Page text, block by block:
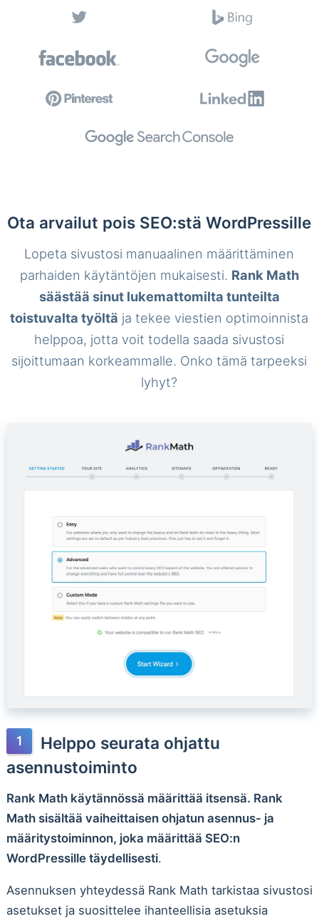
Ota arvailut pois SEO:stä WordPressille
Lopeta sivustosi manuaalinen määrittäminen
parhaiden käytäntöjen mukaisesti. Rank Math
säästää sinut lukemattomilta tunteilta
toistuvalta työltä ja tekee viestien optimoinnista
helppoa, jotta voit todella saada sivustosi
sijoittumaan korkeammalle. Onko tämä tarpeeksi
lyhyt?
Helppo seurata ohjattu
asennustoiminto
Rank Math käytännössä määrittää itsensä. Rank
Math sisältää vaiheittaisen ohjatun asennus- ja
määritystoiminnon, joka määrittää SEO:n
WordPressille täydellisesti.
Asennuksen yhteydessä Rank Math tarkistaa sivustosi
asetukset ja suosittelee ihanteellisia asetuksia